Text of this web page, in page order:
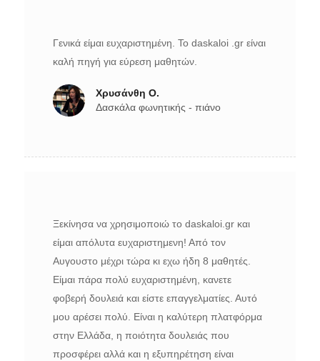
Γενικά είμαι ευχαριστημένη. Το daskaloi .gr είναι
καλή πηγή για εύρεση μαθητών.
Χρυσάνθη Ο.
Δασκάλα φωνητικής - πιάνο
Ξεκίνησα να χρησιμοποιώ το daskaloi.gr και
είμαι απόλυτα ευχαριστημενη! Από τον
Αυγουστο μέχρι τώρα κι εχω ήδη 8 μαθητές.
Είμαι πάρα πολύ ευχαριστημένη, κανετε
φοβερή δουλειά και είστε επαγγελματίες. Αυτό
μου αρέσει πολύ. Είναι η καλύτερη πλατφόρμα
στην Ελλάδα, η ποιότητα δουλειάς που
προσφέρει αλλά και η εξυπηρέτηση είναι